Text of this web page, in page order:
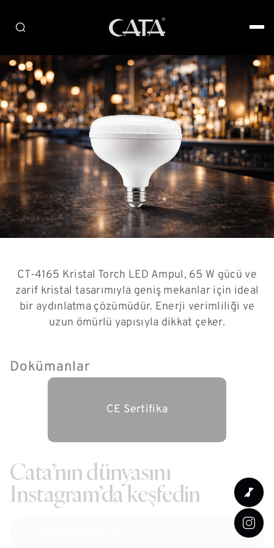
CT-4165 Kristal Torch LED Ampul, 65 W gücü ve
zarif kristal tasarımıyla geniş mekanlar için ideal
bir aydınlatma çözümüdür. Enerji verimliliği ve
uzun ömürlü yapısıyla dikkat çeker.
Dokümanlar
CE Sertifika
Cata’nın dünyasını
Instagram’da keşfedin